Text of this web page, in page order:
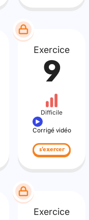
Exercice
9
Difficile
Corrigé vidéo
s'exercer
Exercice